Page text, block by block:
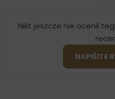
Nikt jeszcze nie ocenił
NAPIŠITE